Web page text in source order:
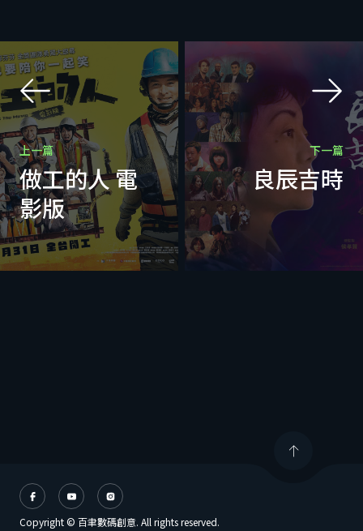
上一篇
做工的人 電
影版
下一篇
良辰吉時
Copyright © 百聿數碼創意. All rights reserved.